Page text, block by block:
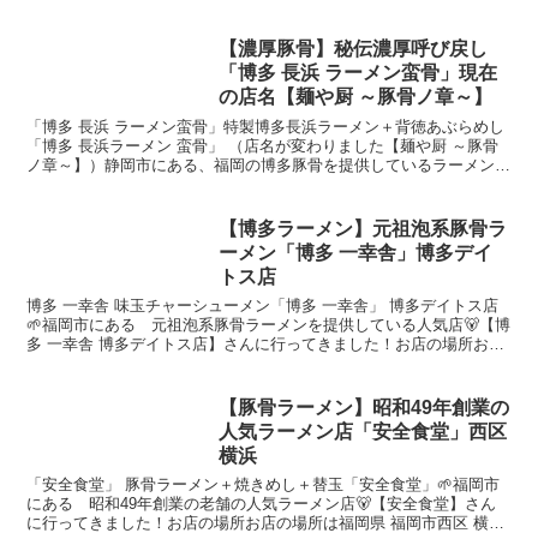
【濃厚豚骨】秘伝濃厚呼び戻し
「博多 長浜 ラーメン蛮骨」現在
の店名【麺や厨 ～豚骨ノ章～】
「博多 長浜 ラーメン蛮骨」特製博多長浜ラーメン＋背徳あぶらめし
「博多 長浜ラーメン 蛮骨」 （店名が変わりました【麺や厨 ～豚骨
ノ章～】）静岡市にある、福岡の博多豚骨を提供しているラーメン店
【博多ラーメン】元祖泡系豚骨ラ
ーメン「博多 一幸舎」博多デイ
トス店
博多 一幸舎 味玉チャーシューメン「博多 一幸舎」 博多デイトス店
🌱福岡市にある 元祖泡系豚骨ラーメンを提供している人気店🐻【博
多 一幸舎 博多デイトス店】さんに行ってきました！お店の場所お店
【豚骨ラーメン】昭和49年創業の
人気ラーメン店「安全食堂」西区
横浜
「安全食堂」 豚骨ラーメン＋焼きめし＋替玉「安全食堂」🌱福岡市
にある 昭和49年創業の老舗の人気ラーメン店🐻【安全食堂】さん
に行ってきました！お店の場所お店の場所は福岡県 福岡市西区 横浜